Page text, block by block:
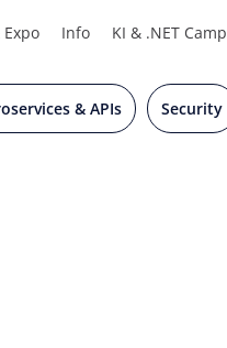
Info KI & .NET Camp
& APIs Security